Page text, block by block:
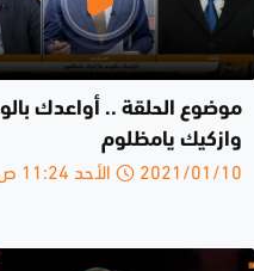
موضوع الحلقة .. أواعدك
وازكيك يامظلوم
2021/01/10 الأحد 11:24 ص